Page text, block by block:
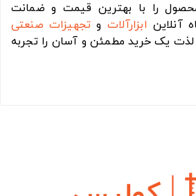
را با بهترین قیمت و ضمانت
آنلاین ابزارآلات وتجهیزات صنعتی
لذت یک خرید مطمئن و آسان را تجربه